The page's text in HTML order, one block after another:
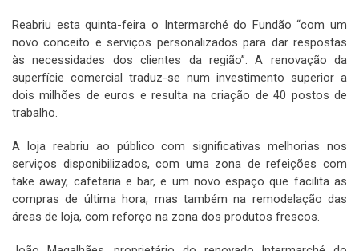
Reabriu esta quinta-feira o Intermarché do Fundão “com um
novo conceito e serviços personalizados para dar respostas
às necessidades dos clientes da região”. A renovação da
superfície comercial traduz-se num investimento superior a
dois milhões de euros e resulta na criação de 40 postos de
trabalho.
A loja reabriu ao público com significativas melhorias nos
serviços disponibilizados, com uma zona de refeições com
take away, cafetaria e bar, e um novo espaço que facilita as
compras de última hora, mas também na remodelação das
áreas de loja, com reforço na zona dos produtos frescos.